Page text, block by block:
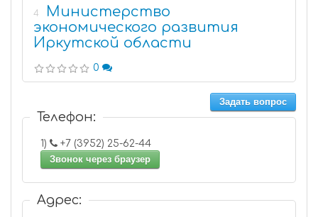
4
Министерство
экономического развития
Иркутской области
0
Задать вопрос
Телефон:
1)
+7 (3952) 25-62-44
Звонок через браузер
Адрес: